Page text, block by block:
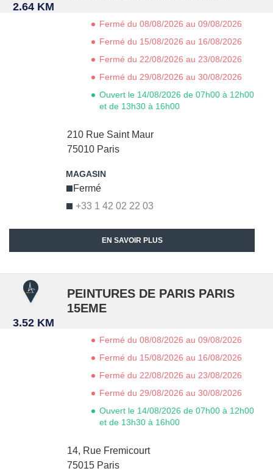
2.64 KM
210 Rue Saint Maur
75010 Paris
+33 1 42 02 22 03
Fermé
Fermé du 08/08/2026 au 09/08/2026
Fermé du 15/08/2026 au 16/08/2026
Fermé du 22/08/2026 au 23/08/2026
Fermé du 29/08/2026 au 30/08/2026
Ouvert le 14/08/2026 de 07h00 à 12h00
et de 13h30 à 16h00
EN SAVOIR PLUS
3.52 KM
PEINTURES DE PARIS PARIS
15EME
14, Rue Fremicourt
75015 Paris
Fermé du 08/08/2026 au 09/08/2026
Fermé du 15/08/2026 au 16/08/2026
Fermé du 22/08/2026 au 23/08/2026
Fermé du 29/08/2026 au 30/08/2026
Ouvert le 14/08/2026 de 07h00 à 12h00
et de 13h30 à 16h00